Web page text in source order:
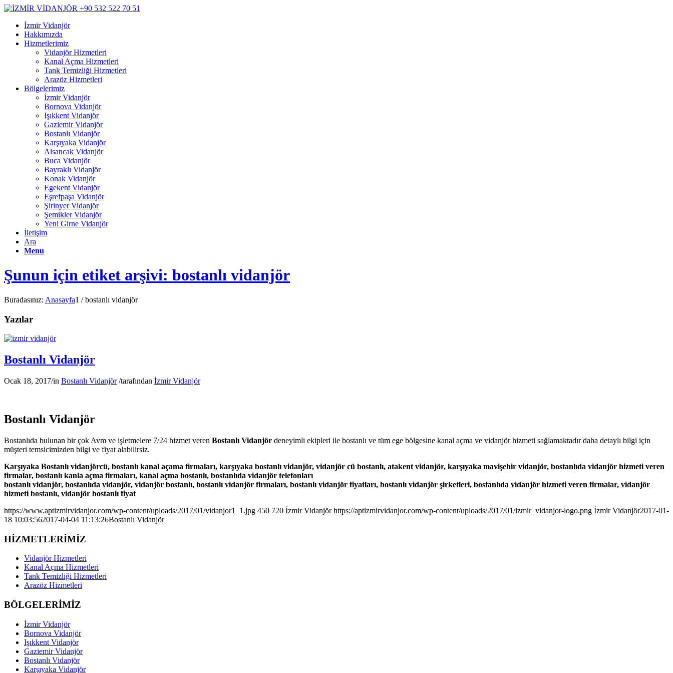
İzmir Vidanjör
Hakkımızda
Hizmetlerimiz
Vidanjör Hizmetleri
Kanal Açma Hizmetleri
Tank Temizliği Hizmetleri
Arazöz Hizmetleri
Bölgelerimiz
İzmir Vidanjör
Bornova Vidanjör
Işıkkent Vidanjör
Gaziemir Vidanjör
Bostanlı Vidanjör
Karşıyaka Vidanjör
Alsancak Vidanjör
Buca Vidanjör
Bayraklı Vidanjör
Konak Vidanjör
Egekent Vidanjör
Eşrefpaşa Vidanjör
Şirinyer Vidanjör
Şemikler Vidanjör
Yeni Girne Vidanjör
İletişim
Ara
Menu
Şunun için etiket arşivi: bostanlı vidanjör
Buradasınız: Anasayfa1 / bostanlı vidanjör
Yazılar
Bostanlı Vidanjör
Ocak 18, 2017/in Bostanlı Vidanjör /tarafından İzmir Vidanjör
Bostanlı Vidanjör
Bostanlıda bulunan bir çok Avm ve işletmelere 7/24 hizmet veren Bostanlı Vidanjör deneyimli ekipleri ile bostanlı ve tüm ege bölgesine kanal açma ve vidanjör hizmeti sağlamaktadır daha detaylı bilgi için
müşteri temsicimizden bilgi ve fiyat alabilirsiz.
Karşıyaka Bostanlı vidanjörcü, bostanlı kanal açama firmaları, karşıyaka bostanlı vidanjör, vidanjör cü bostanlı, atakent vidanjör, karşıyaka mavişehir vidanjör, bostanlıda vidanjör hizmeti veren
firmalar, bostanlı kanla açma firmaları, kanal açma bostanlı, bostanlıda vidanjör telefonları
bostanlı vidanjör, bostanlıda vidanjör, vidanjör bostanlı, bostanlı vidanjör firmaları, bostanlı vidanjör fiyatları, bostanlı vidanjör şirketleri, bostanlıda vidanjör hizmeti veren firmalar, vidanjör
hizmeti bostanlı, vidanjör bostanlı fiyat
https://www.aptizmirvidanjor.com/wp-content/uploads/2017/01/vidanjor1_1.jpg 450 720 İzmir Vidanjör https://aptizmirvidanjor.com/wp-content/uploads/2017/01/izmir_vidanjor-logo.png İzmir Vidanjör2017-01-
18 10:03:562017-04-04 11:13:26Bostanlı Vidanjör
HİZMETLERİMİZ
Vidanjör Hizmetleri
Kanal Açma Hizmetleri
Tank Temizliği Hizmetleri
Arazöz Hizmetleri
BÖLGELERİMİZ
İzmir Vidanjör
Bornova Vidanjör
Işıkkent Vidanjör
Gaziemir Vidanjör
Bostanlı Vidanjör
Karşıyaka Vidanjör